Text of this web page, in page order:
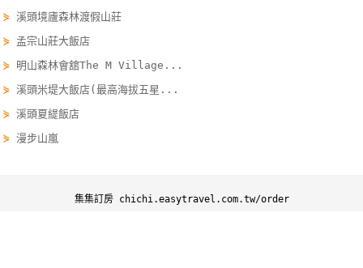
顧
客
服
顧
⋟溪頭境廬森林渡假山莊
⋟ 孟宗山莊大飯店
⋟ 明山森林會舘The M Village...
⋟溪頭米堤大飯店(最高海拔五星...
⋟溪頭夏緹飯店
⋟漫步山嵐
集集訂房 chichi.easytravel.com.tw/order